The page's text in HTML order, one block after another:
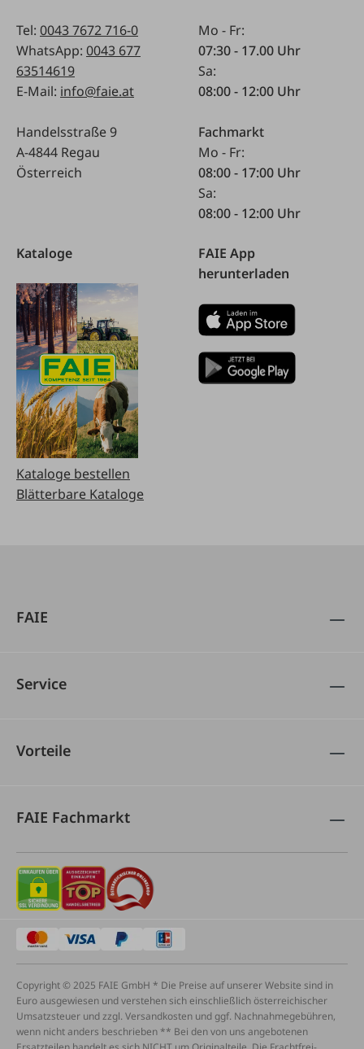
Tel: 0043 7672 716-0
WhatsApp: 0043 677
63514619
E-Mail: info@faie.at
Handelsstraße 9
A-4844 Regau
Österreich
Mo - Fr:
07:30 - 17.00 Uhr
Sa:
08:00 - 12:00 Uhr
Fachmarkt
Mo - Fr:
08:00 - 17:00 Uhr
Sa:
08:00 - 12:00 Uhr
Kataloge
Kataloge bestellen
Blätterbare Kataloge
FAIE App
herunterladen
FAIE
Service
Vorteile
FAIE Fachmarkt
Copyright © 2025 FAIE GmbH * Die Preise auf unserer Website sind in
Euro ausgewiesen und verstehen sich einschließlich österreichischer
Umsatzsteuer und zzgl. Versandkosten und ggf. Nachnahmegebühren,
wenn nicht anders beschrieben ** Bei den von uns angebotenen